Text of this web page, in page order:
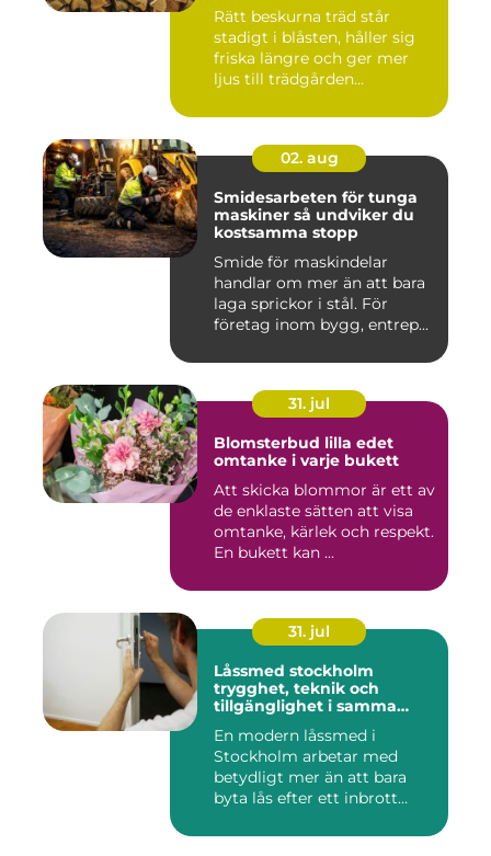
Rätt beskurna träd står
stadigt i blåsten, håller sig
friska längre och ger mer
ljus till trädgården...
02. aug
Smidesarbeten för tunga
maskiner så undviker du
kostsamma stopp
Smide för maskindelar
handlar om mer än att bara
laga sprickor i stål. För
företag inom bygg, entrep...
31. jul
Blomsterbud lilla edet
omtanke i varje bukett
Att skicka blommor är ett av
de enklaste sätten att visa
omtanke, kärlek och respekt.
En bukett kan ...
31. jul
Låssmed stockholm
trygghet, teknik och
tillgänglighet i samma
En modern låssmed i
Stockholm arbetar med
betydligt mer än att bara
byta lås efter ett inbrott